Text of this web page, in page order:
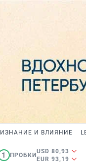
И ВЛИЯНИЕ
1 ПРОБКИ
USD 80,93
EUR 93,19